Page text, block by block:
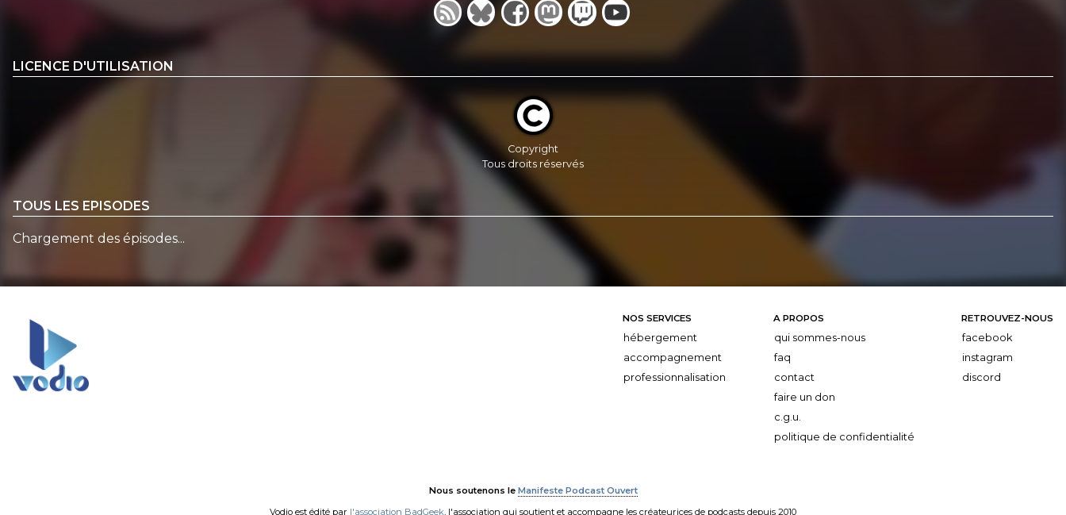
LICENCE D'UTILISATION
Copyright
Tous droits réservés
TOUS LES EPISODES
Chargement des épisodes...
NOS SERVICES
hébergement
accompagnement
professionnalisation
A PROPOS
qui sommes-nous
faq
contact
faire un don
c.g.u.
politique de confidentialité
RETROUVEZ-NOUS
facebook
instagram
discord
Nous soutenons le Manifeste Podcast Ouvert
Vodio est édité par l'association BadGeek , l'association qui soutient et accompagne les créateurices de podcasts depuis 2010